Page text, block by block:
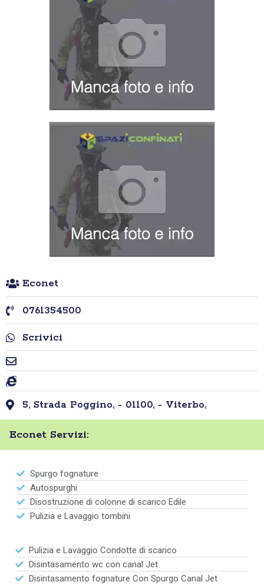
Econet
0761354500
Scrivici
5, Strada Poggino, - 01100, - Viterbo,
Econet Servizi:
Spurgo fognature
Autospurghi
Disostruzione di colonne di scarico Edile
Pulizia e Lavaggio tombini
Pulizia e Lavaggio Condotte di scarico
Disintasamento wc con canal Jet
Disintasamento fognature Con Spurgo Canal Jet